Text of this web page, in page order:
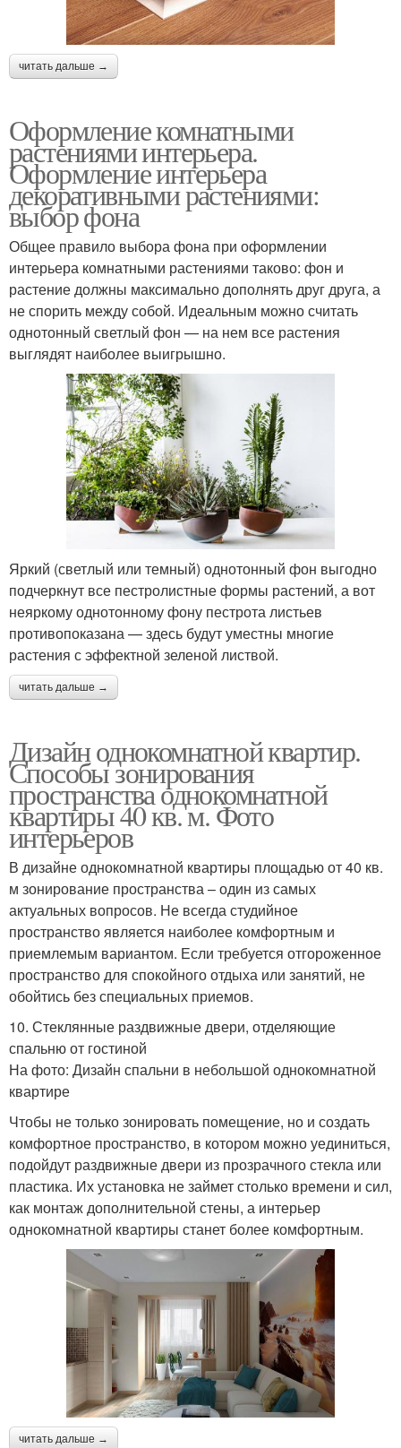
читать дальше →
Оформление комнатными
растениями интерьера.
Оформление интерьера
декоративными растениями:
выбор фона
Общее правило выбора фона при оформлении
интерьера комнатными растениями таково: фон и
растение должны максимально дополнять друг друга, а
не спорить между собой. Идеальным можно считать
однотонный светлый фон — на нем все растения
выглядят наиболее выигрышно.
Яркий (светлый или темный) однотонный фон выгодно
подчеркнут все пестролистные формы растений, а вот
неяркому однотонному фону пестрота листьев
противопоказана — здесь будут уместны многие
растения с эффектной зеленой листвой.
читать дальше →
Дизайн однокомнатной квартир.
Способы зонирования
пространства однокомнатной
квартиры 40 кв. м. Фото
интерьеров
В дизайне однокомнатной квартиры площадью от 40 кв.
м зонирование пространства – один из самых
актуальных вопросов. Не всегда студийное
пространство является наиболее комфортным и
приемлемым вариантом. Если требуется отгороженное
пространство для спокойного отдыха или занятий, не
обойтись без специальных приемов.
10. Стеклянные раздвижные двери, отделяющие
спальню от гостиной
На фото: Дизайн спальни в небольшой однокомнатной
квартире
Чтобы не только зонировать помещение, но и создать
комфортное пространство, в котором можно уединиться,
подойдут раздвижные двери из прозрачного стекла или
пластика. Их установка не займет столько времени и сил,
как монтаж дополнительной стены, а интерьер
однокомнатной квартиры станет более комфортным.
читать дальше →